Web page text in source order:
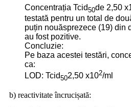
Concentrația Tcid50de 2,50
testată pentru un total de
puțin nouăsprezece (19) din
au fost pozitive.
Concluzie:
Pe baza acestei testări,
ca:
LOD: Tcid502,50 x102/ml
b) reactivitate încrucișată: